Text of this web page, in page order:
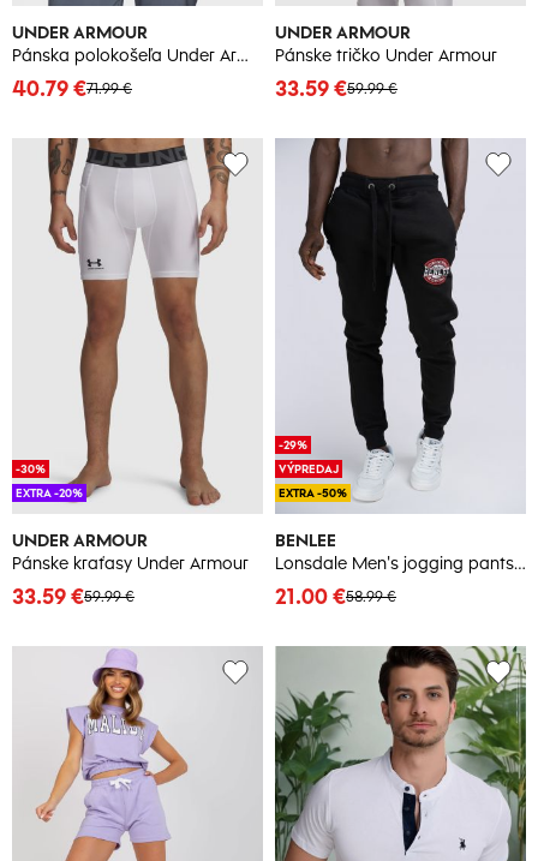
UNDER ARMOUR
Pánska polokošeľa Under Armour
71.99 €
40.79 €
UNDER ARMOUR
Pánske tričko Under Armour
59.99 €
33.59 €
UNDER ARMOUR
Pánske kraťasy Under Armour
59.99 €
33.59 €
-30%
EXTRA -20%
BENLEE
Lonsdale Men's jogging pants slim fit
58.99 €
21.00 €
-29%
VÝPREDAJ
EXTRA -50%